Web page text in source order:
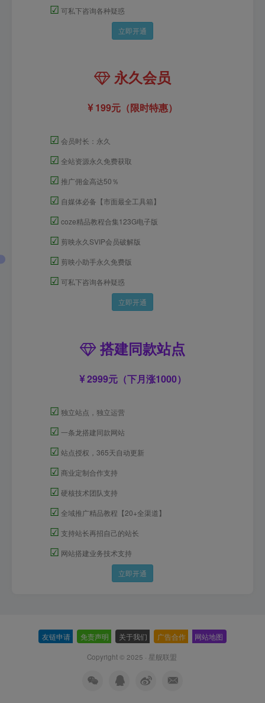
☑ 可私下咨询各种疑惑
立即开通
永久会员
199元（限时特惠）
☑ 会员时长：永久
☑ 全站资源永久免费获取
☑ 推广佣金高达50％
☑ 自媒体必备【市面最全工具箱】
☑ coze精品教程合集123G电子版
☑ 剪映永久SVIP会员破解版
☑ 剪映小助手永久免费版
☑ 可私下咨询各种疑惑
立即开通
搭建同款站点
2999元（下月涨1000）
☑ 独立站点，独立运营
☑ 一条龙搭建同款网站
☑ 站点授权，365天自动更新
☑ 商业定制合作支持
☑ 硬核技术团队支持
☑ 全域推广精品教程【20+全渠道】
☑ 支持站长再招自己的站长
☑ 网站搭建业务技术支持
立即开通
友链申请 免责声明 关于我们 广告合作 网站地图
Copyright © 2025 · 星舰联盟